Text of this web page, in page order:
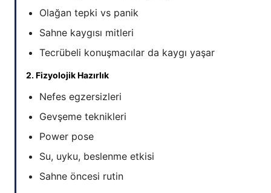
Olağan tepki vs panik
Sahne kaygısı mitleri
Tecrübeli konuşmacılar da kaygı yaşar
2. Fizyolojik Hazırlık
Nefes egzersizleri
Gevşeme teknikleri
Power pose
Su, uyku, beslenme etkisi
Sahne öncesi rutin